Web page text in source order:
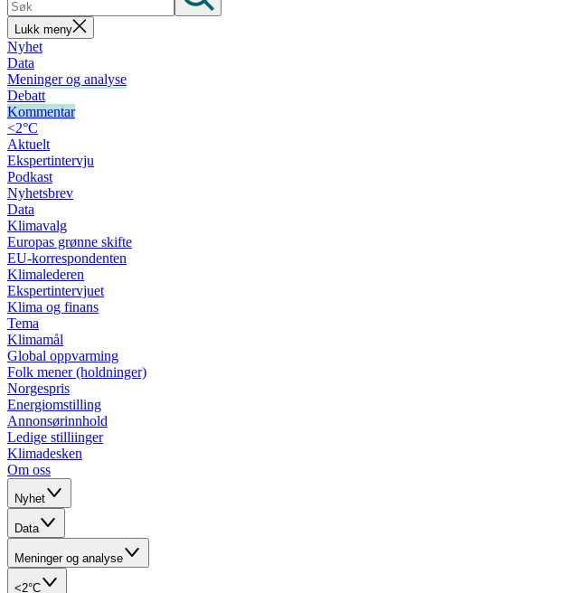
Lukk meny
Nyhet
Data
Meninger og analyse
Debatt
Kommentar
<2°C
Aktuelt
Ekspertintervju
Podkast
Nyhetsbrev
Data
Klimavalg
Europas grønne skifte
EU-korrespondenten
Klimalederen
Ekspertintervjuet
Klima og finans
Tema
Klimamål
Global oppvarming
Folk mener (holdninger)
Norgespris
Energiomstilling
Annonsørinnhold
Ledige stilliinger
Klimadesken
Om oss
Nyhet
Data
Meninger og analyse
<2°C